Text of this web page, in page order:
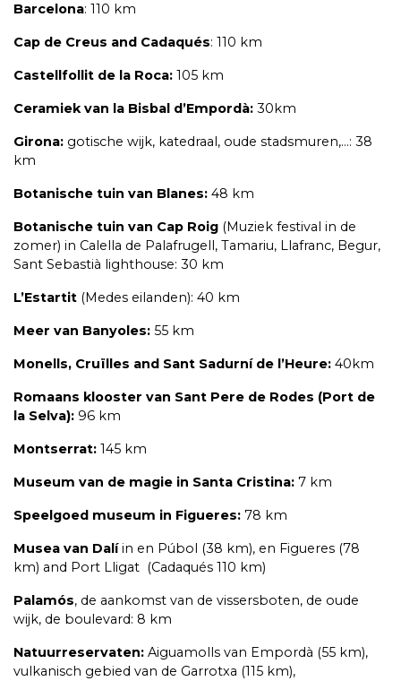
Barcelona: 110 km
Cap de Creus and Cadaqués: 110 km
Castellfollit de la Roca: 105 km
Ceramiek van la Bisbal d’Empordà: 30km
Girona: gotische wijk, katedraal, oude stadsmuren,…: 38
km
Botanische tuin van Blanes: 48 km
Botanische tuin van Cap Roig (Muziek festival in de
zomer) in Calella de Palafrugell, Tamariu, Llafranc, Begur,
Sant Sebastià lighthouse: 30 km
L’Estartit (Medes eilanden): 40 km
Meer van Banyoles: 55 km
Monells, Cruïlles and Sant Sadurní de l’Heure: 40km
Romaans klooster van Sant Pere de Rodes (Port de
la Selva): 96 km
Montserrat: 145 km
Museum van de magie in Santa Cristina: 7 km
Speelgoed museum in Figueres: 78 km
Musea van Dalíin en Púbol (38 km), en Figueres (78
km) and Port Lligat (Cadaqués 110 km)
Palamós, de aankomst van de vissersboten, de oude
wijk, de boulevard: 8 km
Natuurreservaten: Aiguamolls van Empordà (55 km),
vulkanisch gebied van de Garrotxa (115 km),